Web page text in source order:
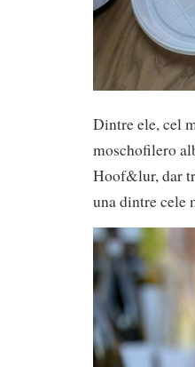
Dintre ele, cel
moschofilero
Hoof&lur, dar
una dintre cele